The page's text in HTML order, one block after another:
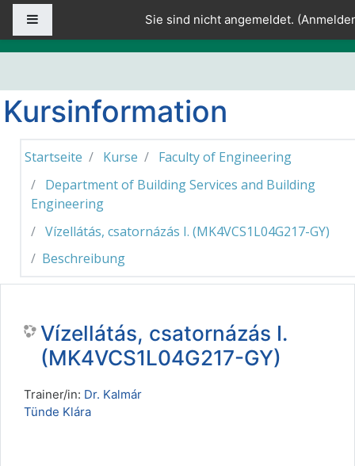
Zum Hauptinhalt
Sie sind nicht angemeldet. (
Kursinformation
Startseite Kurse
Faculty of Engineering
Department of Building Services and Building
Engineering
Vízellátás, csatornázás I. (MK4VCS1L04G217-GY)
Beschreibung
Vízellátás, csatornázás I.
(MK4VCS1L04G217-GY)
Trainer/in: Dr. Kalmár
Tünde Klára